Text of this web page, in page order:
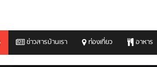
ข่าวสารบ้านเรา ท่องเที่ยว อาหาร